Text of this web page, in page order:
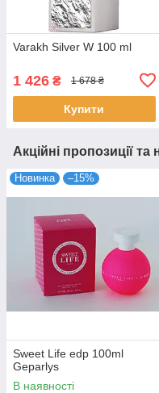
Varakh Silver W 100 ml
1 426 ₴ 1 678 ₴
Купити
Акційні пропозиції та
Новинка –15%
Sweet Life edp 100ml
Geparlys
В наявності